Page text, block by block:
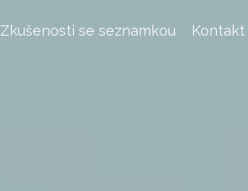
Zkušenosti se seznamkou Kontakt